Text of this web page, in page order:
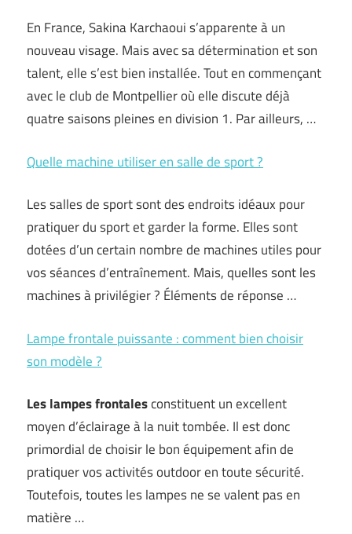
En France, Sakina Karchaoui s’apparente à un
nouveau visage. Mais avec sa détermination et son
talent, elle s’est bien installée. Tout en commençant
avec le club de Montpellier où elle discute déjà
quatre saisons pleines en division 1. Par ailleurs, …
Quelle machine utiliser en salle de sport ?
Les salles de sport sont des endroits idéaux pour
pratiquer du sport et garder la forme. Elles sont
dotées d’un certain nombre de machines utiles pour
vos séances d’entraînement. Mais, quelles sont les
machines à privilégier ? Éléments de réponse …
Lampe frontale puissante : comment bien choisir
son modèle ?
Les lampes frontalesconstituent un excellent
moyen d’éclairage à la nuit tombée. Il est donc
primordial de choisir le bon équipement afin de
pratiquer vos activités outdoor en toute sécurité.
Toutefois, toutes les lampes ne se valent pas en
matière …